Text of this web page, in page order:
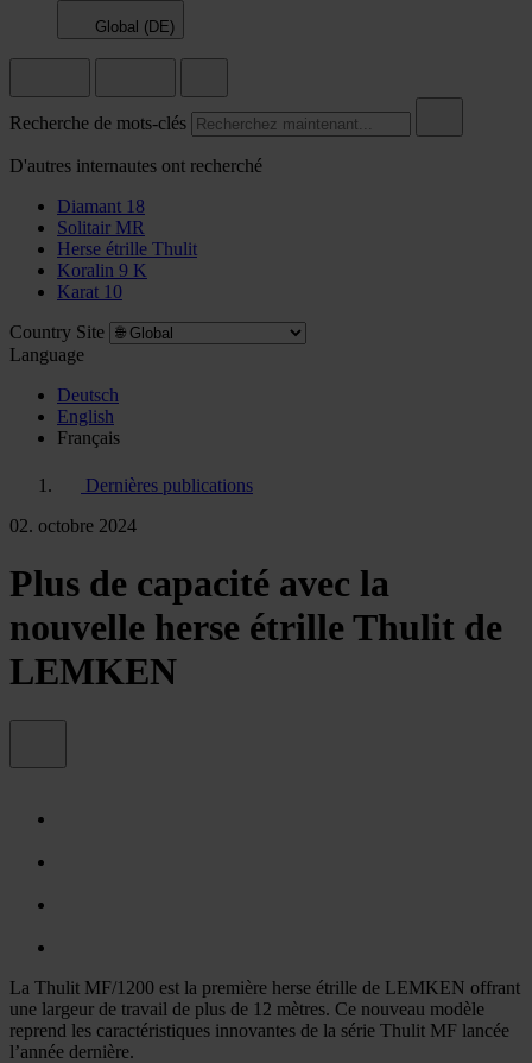
Global (DE)
Recherche de mots-clés
D'autres internautes ont recherché
Diamant 18
Solitair MR
Herse étrille Thulit
Koralin 9 K
Karat 10
Country Site
Language
Deutsch
English
Français
Dernières publications
02. octobre 2024
Plus de capacité avec la
nouvelle herse étrille Thulit de
LEMKEN
La Thulit MF/1200 est la première herse étrille de LEMKEN offrant
une largeur de travail de plus de 12 mètres. Ce nouveau modèle
reprend les caractéristiques innovantes de la série Thulit MF lancée
l’année dernière.